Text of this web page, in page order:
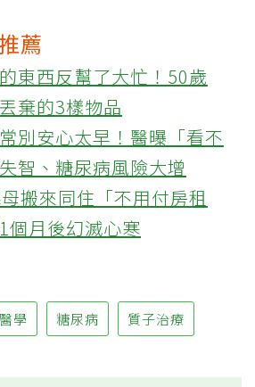
薦
東西反幫了大忙！50歲
棄的3樣物品
別安心太早！醫曝「看不
智、糖尿病風險大增
搬來同住「不用付房租
個月後幻滅心寒
學 糖尿病 質子治療